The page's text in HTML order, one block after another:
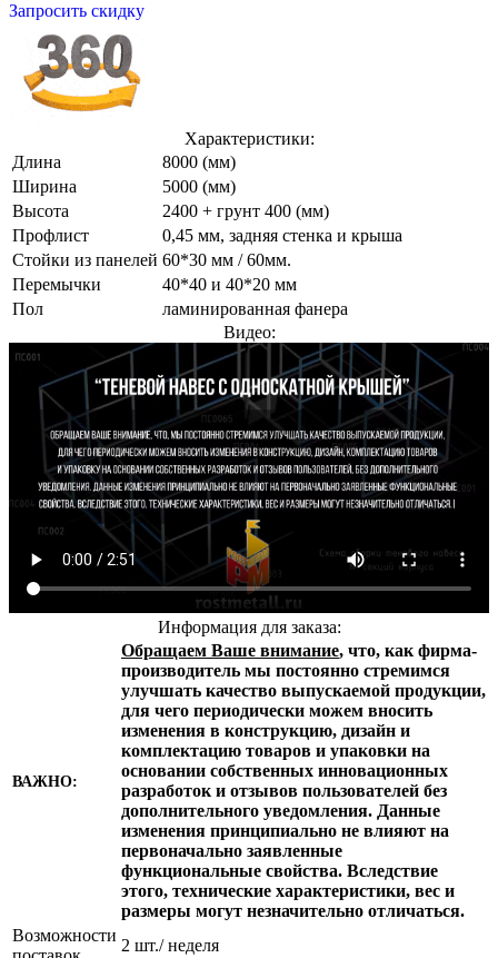
Запросить скидку
Характеристики:
Длина
8000 (мм)
Ширина
5000 (мм)
Высота
2400 + грунт 400 (мм)
Профлист
0,45 мм, задняя стенка и крыша
Стойки из панелей 60*30 мм / 60мм.
Перемычки
40*40 и 40*20 мм
Пол
ламинированная фанера
Видео:
Информация для заказа:
ВАЖНО:
Обращаем Ваше внимание, что, как фирма-
производитель мы постоянно стремимся
улучшать качество выпускаемой продукции,
для чего периодически можем вносить
изменения в конструкцию, дизайн и
комплектацию товаров и упаковки на
основании собственных инновационных
разработок и отзывов пользователей без
дополнительного уведомления. Данные
изменения принципиально не влияют на
первоначально заявленные
функциональные свойства. Вследствие
этого, технические характеристики, вес и
размеры могут незначительно отличаться.
Возможности
2 шт./ неделя